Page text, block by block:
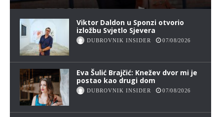
Viktor Daldon u Sponzi otvorio
izložbu Svjetlo Sjevera
DUBROVNIK INSIDER 07/08/2026
Eva Šulić Brajčić: Knežev dvor mi je
postao kao drugi dom
DUBROVNIK INSIDER 07/08/2026